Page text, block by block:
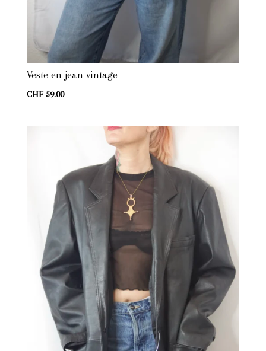
Veste en jean vintage
CHF59.00